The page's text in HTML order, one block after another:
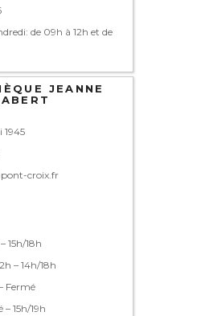
de 09h à 12h et de
JEANNE
1945
croix.fr
15h/18h
– 14h/18h
Fermé
– 15h/19h